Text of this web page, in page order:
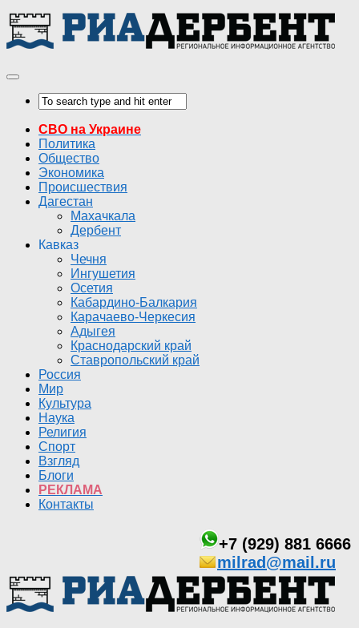
СВО на Украине
Политика
Общество
Экономика
Происшествия
Дагестан
Махачкала
Дербент
Кавказ
Чечня
Ингушетия
Осетия
Кабардино-Балкария
Карачаево-Черкесия
Адыгея
Краснодарский край
Ставропольский край
Россия
Мир
Культура
Наука
Религия
Спорт
Взгляд
Блоги
РЕКЛАМА
Контакты
+7 (929) 881 6666
milrad@mail.ru